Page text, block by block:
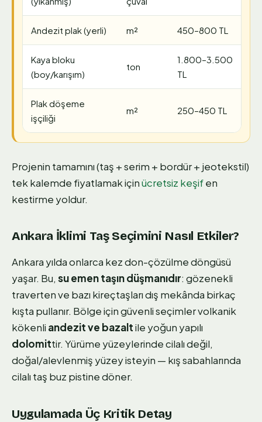
Andezit plak (yerli) m² 450–800 TL
Kaya bloku
(boy/karışım)
ton
1.800–3.500
TL
Plak döşeme
işçiliği
m² 250–450 TL
Projenin tamamını (taş + serim + bordür + jeotekstil)
tek kalemde fiyatlamak içinücretsiz keşifen
kestirme yoldur.
Ankara İklimi Taş Seçimini Nasıl Etkiler?
Ankara yılda onlarca kez don-çözülme döngüsü
yaşar. Bu, su emen taşın düşmanıdır: gözenekli
traverten ve bazı kireçtaşları dış mekânda birkaç
kışta pullanır. Bölge için güvenli seçimler volkanik
kökenli andezit ve bazaltile yoğun yapılı
dolomittir. Yürüme yüzeylerinde cilalı değil,
doğal/alevlenmiş yüzey isteyin — kış sabahlarında
cilalı taş buz pistine döner.
Uygulamada Üç Kritik Detay